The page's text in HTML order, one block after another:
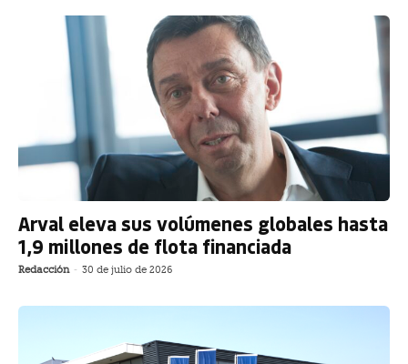
Arval eleva sus volúmenes globales hasta
1,9 millones de flota financiada
Redacción - 30 de julio de 2026